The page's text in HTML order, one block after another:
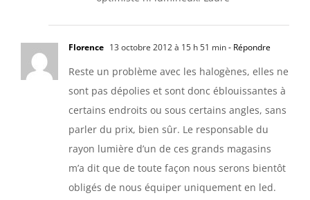
Florence 13 octobre 2012 à 15 h 51 min- Répondre
Reste un problème avec les halogènes, elles ne
sont pas dépolies et sont donc éblouissantes à
certains endroits ou sous certains angles, sans
parler du prix, bien sûr. Le responsable du
rayon lumière d’un de ces grands magasins
m’a dit que de toute façon nous serons bientôt
obligés de nous équiper uniquement en led.